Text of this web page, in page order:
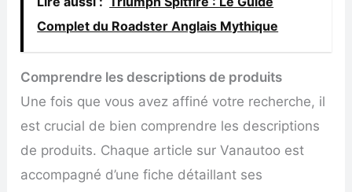
Complet du Roadster Anglais Mythique
Comprendre les descriptions de produits
Une fois que vous avez affiné votre recherche, il
est crucial de bien comprendre les descriptions
de produits. Chaque article sur Vanautoo est
accompagné d’une fiche détaillant ses